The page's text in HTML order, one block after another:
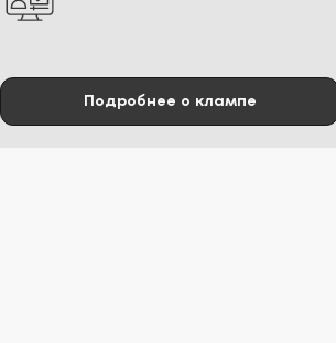
Подробнее о клампе